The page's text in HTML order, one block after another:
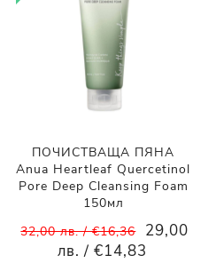
ПОЧИСТВАЩА ПЯНА
Anua Heartleaf Quercetinol
Pore Deep Cleansing Foam
150мл
32,00 лв. / €16,36
29,00
лв. / €14,83